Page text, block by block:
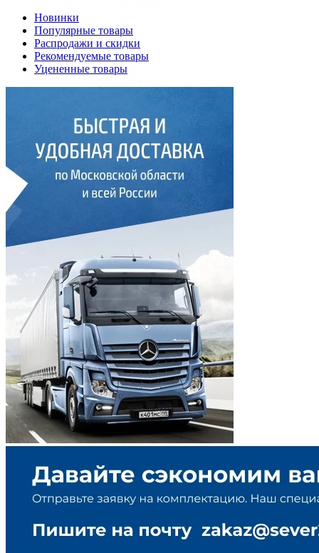
Новинки
Популярные товары
Распродажи и скидки
Рекомендуемые товары
Уцененные товары